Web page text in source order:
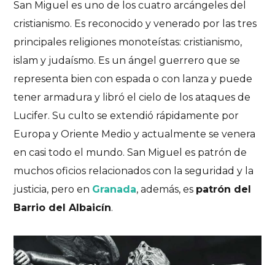
San Miguel es uno de los cuatro arcángeles del
cristianismo. Es reconocido yvenerado por las tres
principales religiones monoteístas: cristianismo,
islam y judaísmo. Es unángel guerrero que se
representa bien con espada o con lanza y puede
tener armadura y libró el cielo de los ataques de
Lucifer. Su culto se extendió rápidamente por
Europa y Oriente Medio y actualmente se venera
en casi todo el mundo. San Miguel es patrón de
muchos oficios relacionados con la seguridad y la
justicia, pero en Granada, además, es patrón del
Barrio del Albaicín.